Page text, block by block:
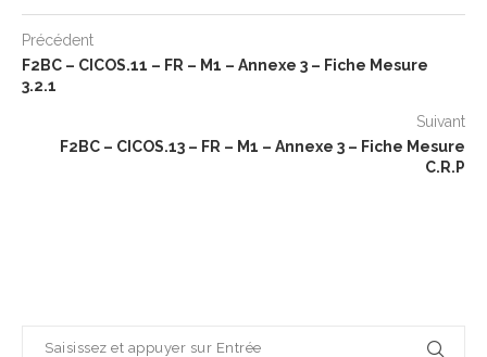
Précédent
F2BC – CICOS.11 – FR – M1 – Annexe 3 – Fiche Mesure
3.2.1
Suivant
F2BC – CICOS.13 – FR – M1 – Annexe 3 – Fiche Mesure
C.R.P